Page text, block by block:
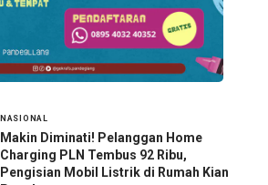
NASIONAL
Makin Diminati! Pelanggan Home
Charging PLN Tembus 92 Ribu,
Pengisian Mobil Listrik di Rumah Kian